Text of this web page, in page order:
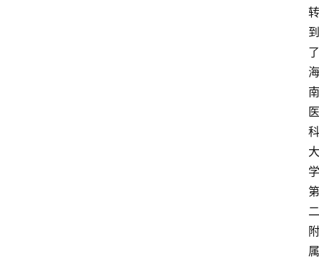
转
到
了
海
南
医
科
大
学
第
二
附
属